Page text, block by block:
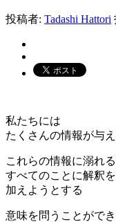
投稿者: Tadashi Hattori
私たちには
たくさんの情報が与
これらの情報に溺れ
すべてのことに解釈を
加えようとする
意味を問うことがで